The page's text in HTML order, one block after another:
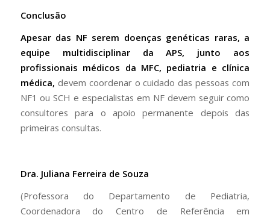
Conclusão
Apesar das NF serem doenças genéticas raras, a
equipe multidisciplinar da APS, junto aos
profissionais médicos da MFC, pediatria e clínica
médica, devem coordenar o cuidado das pessoas com
NF1 ou SCH e especialistas em NF devem seguir como
consultores para o apoio permanente depois das
primeiras consultas.
Dra. Juliana Ferreira de Souza
(Professora do Departamento de Pediatria,
Coordenadora do Centro de Referência em